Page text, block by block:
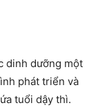
dinh dưỡng một
phát triển và
tuổi dậy thì.